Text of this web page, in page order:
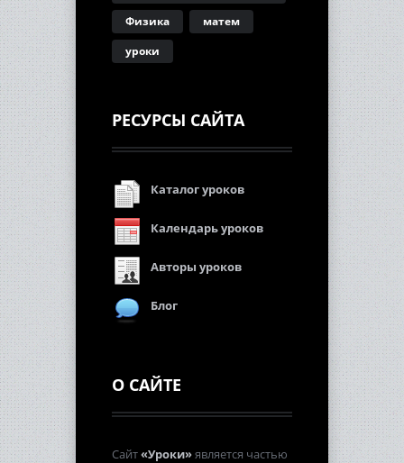
Физика
матем
уроки
РЕСУРСЫ САЙТА
Каталог уроков
Календарь уроков
Авторы уроков
Блог
О САЙТЕ
Сайт«Уроки»является частью